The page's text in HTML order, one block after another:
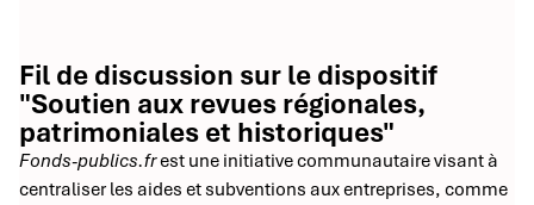
Fil de discussion sur le dispositif
"Soutien aux revues régionales,
patrimoniales et historiques"
Fonds-publics.frest une initiative communautaire visant à
centraliser les aides et subventions aux entreprises, comme